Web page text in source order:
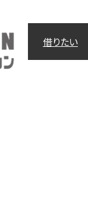
借りたい